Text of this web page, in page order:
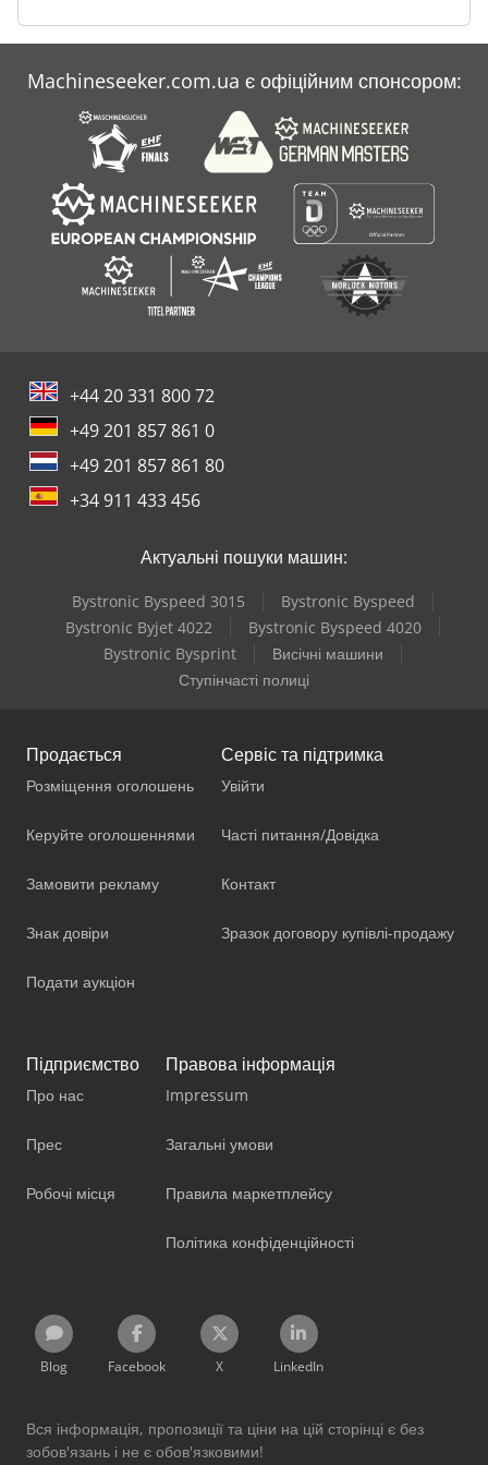
Machineseeker.com.ua є офіційним спонсором:
+44 20 331 800 72
+49 201 857 861 0
+49 201 857 861 80
+34 911 433 456
Актуальні пошуки машин:
Bystronic Byspeed 3015
Bystronic Byspeed
Bystronic Byjet 4022
Bystronic Byspeed 4020
Bystronic Bysprint
Висічні машини
Ступінчасті полиці
Продається
Розміщення оголошень
Керуйте оголошеннями
Замовити рекламу
Знак довіри
Подати аукціон
Сервіс та підтримка
Увійти
Часті питання/Довідка
Контакт
Зразок договору купівлі-продажу
Підприємство
Про нас
Прес
Робочі місця
Правова інформація
Impressum
Загальні умови
Правила маркетплейсу
Політика конфіденційності
Blog Facebook X LinkedIn
Вся інформація, пропозиції та ціни на цій сторінці є без
зобов'язань і не є обов'язковими!